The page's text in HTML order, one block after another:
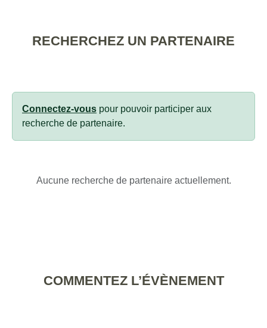
RECHERCHEZ UN PARTENAIRE
Connectez-vous pour pouvoir participer aux
recherche de partenaire.
Aucune recherche de partenaire actuellement.
COMMENTEZ L’ÉVÈNEMENT